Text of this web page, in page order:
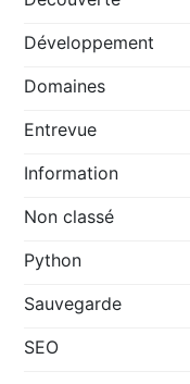
Développement
Domaines
Entrevue
Information
Non classé
Python
Sauvegarde
SEO